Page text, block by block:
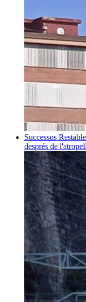
Successos
després de